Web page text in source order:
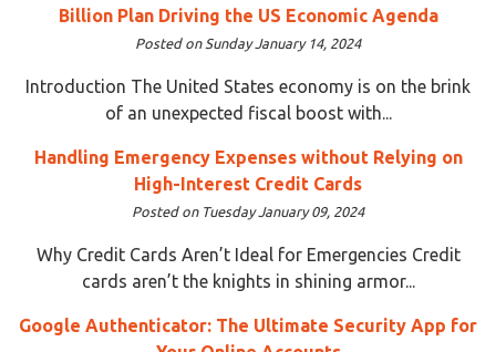
Billion Plan Driving the US Economic Agenda
Posted on Sunday January 14, 2024
Introduction The United States economy is on the brink
of an unexpected fiscal boost with...
Handling Emergency Expenses without Relying on
High-Interest Credit Cards
Posted on Tuesday January 09, 2024
Why Credit Cards Aren’t Ideal for Emergencies Credit
cards aren’t the knights in shining armor...
Google Authenticator: The Ultimate Security App for